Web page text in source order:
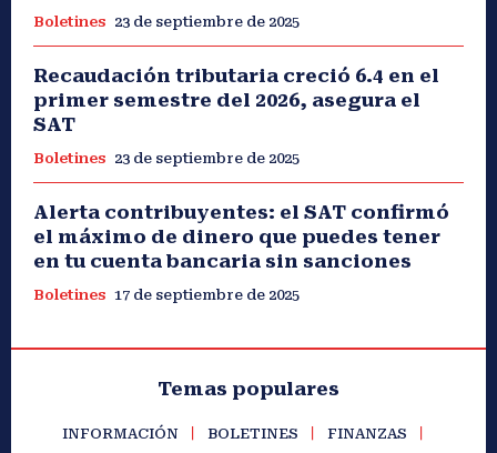
Boletines 23 de septiembre de 2025
Recaudación tributaria creció 6.4 en el
primer semestre del 2026, asegura el
SAT
Boletines 23 de septiembre de 2025
Alerta contribuyentes: el SAT confirmó
el máximo de dinero que puedes tener
en tu cuenta bancaria sin sanciones
Boletines 17 de septiembre de 2025
Temas populares
INFORMACIÓN BOLETINES FINANZAS